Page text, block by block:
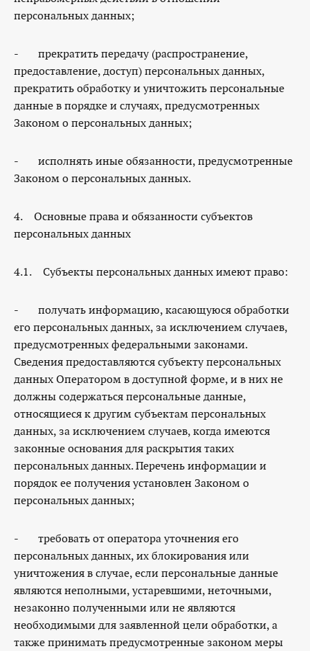
персональных данных;
- прекратить передачу (распространение,
предоставление, доступ) персональных данных,
прекратить обработку и уничтожить персональные
данные в порядке и случаях, предусмотренных
Законом о персональных данных;
- исполнять иные обязанности, предусмотренные
Законом о персональных данных.
4. Основные права и обязанности субъектов
персональных данных
4.1. Субъекты персональных данных имеют право:
- получать информацию, касающуюся обработки
его персональных данных, за исключением случаев,
предусмотренных федеральными законами.
Сведения предоставляются субъекту персональных
данных Оператором в доступной форме, и в них не
должны содержаться персональные данные,
относящиеся к другим субъектам персональных
данных, за исключением случаев, когда имеются
законные основания для раскрытия таких
персональных данных. Перечень информации и
порядок ее получения установлен Законом о
персональных данных;
- требовать от оператора уточнения его
персональных данных, их блокирования или
уничтожения в случае, если персональные данные
являются неполными, устаревшими, неточными,
незаконно полученными или не являются
необходимыми для заявленной цели обработки, а
также принимать предусмотренные законом меры